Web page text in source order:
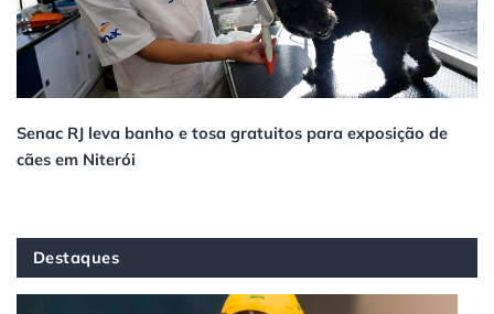
Senac RJ leva banho e tosa gratuitos para exposição de
cães em Niterói
Destaques